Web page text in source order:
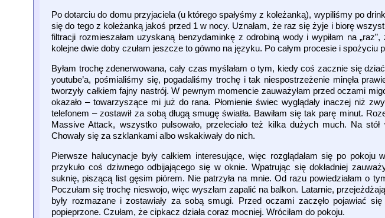
Po dotarciu do domu przyjaciela (u którego spałyśmy z koleżanką), wypiliśmy po
się do tego z koleżanką jakoś przed 1 w nocy. Uznałam, że raz się żyje i biorę
filtracji rozmieszałam uzyskaną benzydaminkę z odrobiną wody i wypiłam na
kolejne dwie doby czułam jeszcze to gówno na języku. Po całym procesie i
Byłam trochę zdenerwowana, cały czas myślałam o tym, kiedy coś zacznie się
youtube’a, pośmialiśmy się, pogadaliśmy trochę i tak niespostrzeżenie minęła
tworzyły całkiem fajny nastrój. W pewnym momencie zauważyłam przed oczami
okazało – towarzyszące mi już do rana. Płomienie świec wyglądały inaczej niż
telefonem – zostawił za sobą długą smugę światła. Bawiłam się tak parę minut.
Massive Attack, wszystko pulsowało, przeleciało też kilka dużych much. Na
Chowały się za szklankami albo wskakiwały do nich.
Pierwsze halucynacje były całkiem interesujące, więc rozglądałam się po
przykuło coś dziwnego odbijającego się w oknie. Wpatrując się dokładniej
suknię, piszącą list gęsim piórem. Nie patrzyła na mnie. Od razu powiedziałam o
Poczułam się trochę nieswojo, więc wyszłam zapalić na balkon. Latarnie,
były rozmazane i zostawiały za sobą smugi. Przed oczami zaczęło pojawiać
popieprzone. Czułam, że cipkacz działa coraz mocniej. Wróciłam do pokoju.